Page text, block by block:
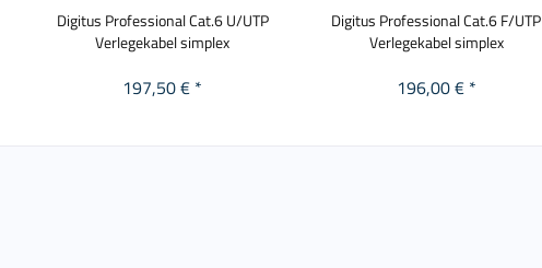
Digitus Professional Cat.6 U/UTP
Verlegekabel simplex
197,50 € *
Digitus Professional Cat.6 F/UTP
Verlegekabel simplex
196,00 € *